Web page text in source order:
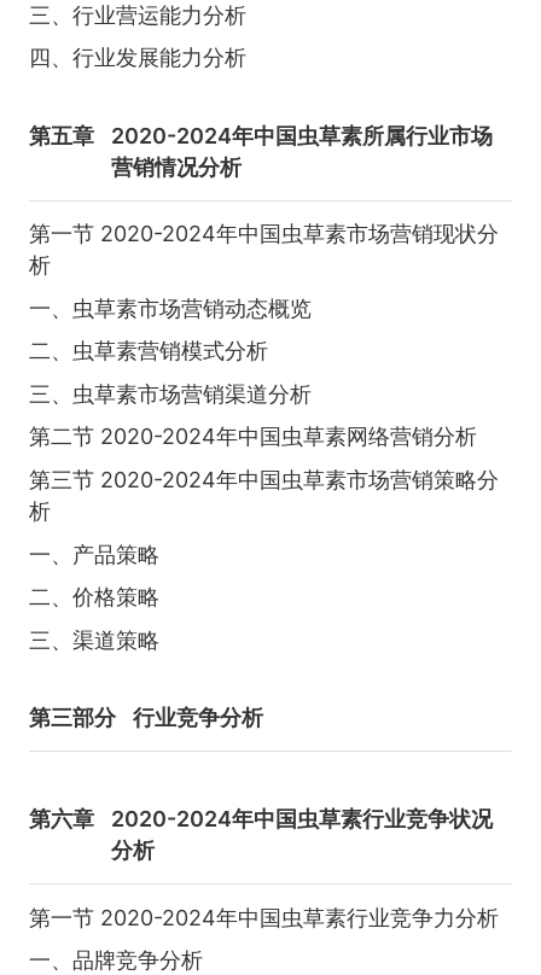
三、行业营运能力分析
四、行业发展能力分析
第五章
2020-2024年中国虫草素所属行业市场
营销情况分析
第一节 2020-2024年中国虫草素市场营销现状分
析
一、虫草素市场营销动态概览
二、虫草素营销模式分析
三、虫草素市场营销渠道分析
第二节 2020-2024年中国虫草素网络营销分析
第三节 2020-2024年中国虫草素市场营销策略分
析
一、产品策略
二、价格策略
三、渠道策略
第三部分 行业竞争分析
第六章
2020-2024年中国虫草素行业竞争状况
分析
第一节 2020-2024年中国虫草素行业竞争力分析
一、品牌竞争分析